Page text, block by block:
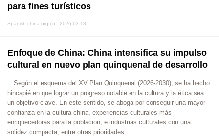
para fines turísticos
Spanish.china.org.cn 2026-03-13
Enfoque de China: China intensifica su impulso
cultural en nuevo plan quinquenal de desarrollo
Según el esquema del XV Plan Quinquenal (2026-2030), se ha hecho
hincapié en que lograr un progreso notable en la cultura y la ética sea
un objetivo clave. En este sentido, se aboga por conseguir una mayor
confianza en la cultura china, experiencias culturales más
enriquecedoras para la población, e industrias culturales con una
solidez compacta, entre otras prioridades.